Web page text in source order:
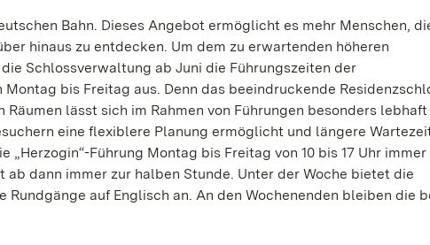
Bahn. Dieses Angebot ermöglicht es mehr Menschen,
hinaus zu entdecken. Um dem zu erwartenden höheren
Schlossverwaltung ab Juni die Führungszeiten der
Montag bis Freitag aus. Denn das beeindruckende
lässt sich im Rahmen von Führungen besonders lebhaft
eine flexiblere Planung ermöglicht und längere
Führung Montag bis Freitag von 10 bis 17 Uhr immer
ab dann immer zur halben Stunde. Unter der Woche bietet die
auf Englisch an. An den Wochenenden bleiben die